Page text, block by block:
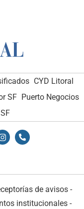
CYD Litoral
SF Puerto Negocios
de avisos -
institucionales -